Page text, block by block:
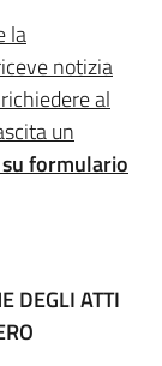
la
notizia
al
un
su formulario
DEGLI ATTI